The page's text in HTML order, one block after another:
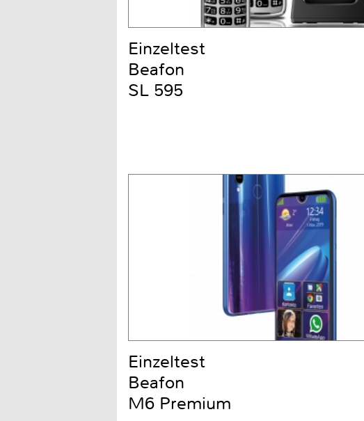
Einzeltest
Beafon
SL 595
Einzeltest
Beafon
M6 Premium